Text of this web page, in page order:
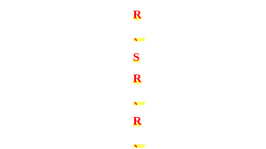
R
、
S
R
、
R
、